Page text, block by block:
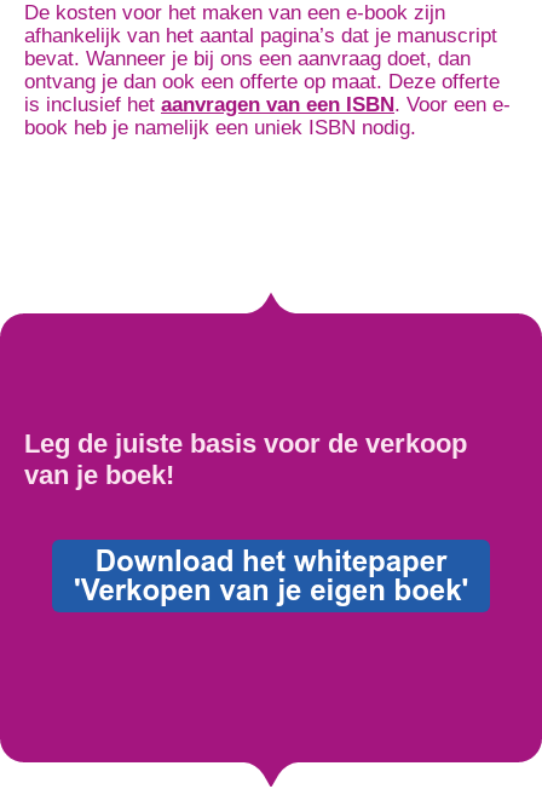
De kosten voor het maken van een e-book zijn
afhankelijk van het aantal pagina’s dat je manuscript
bevat. Wanneer je bij ons een aanvraag doet, dan
ontvang je dan ook een offerte op maat. Deze offerte
is inclusief het aanvragen van een ISBN. Voor een e-
book heb je namelijk een uniek ISBN nodig.
Leg de juiste basis voor de verkoop
van je boek!